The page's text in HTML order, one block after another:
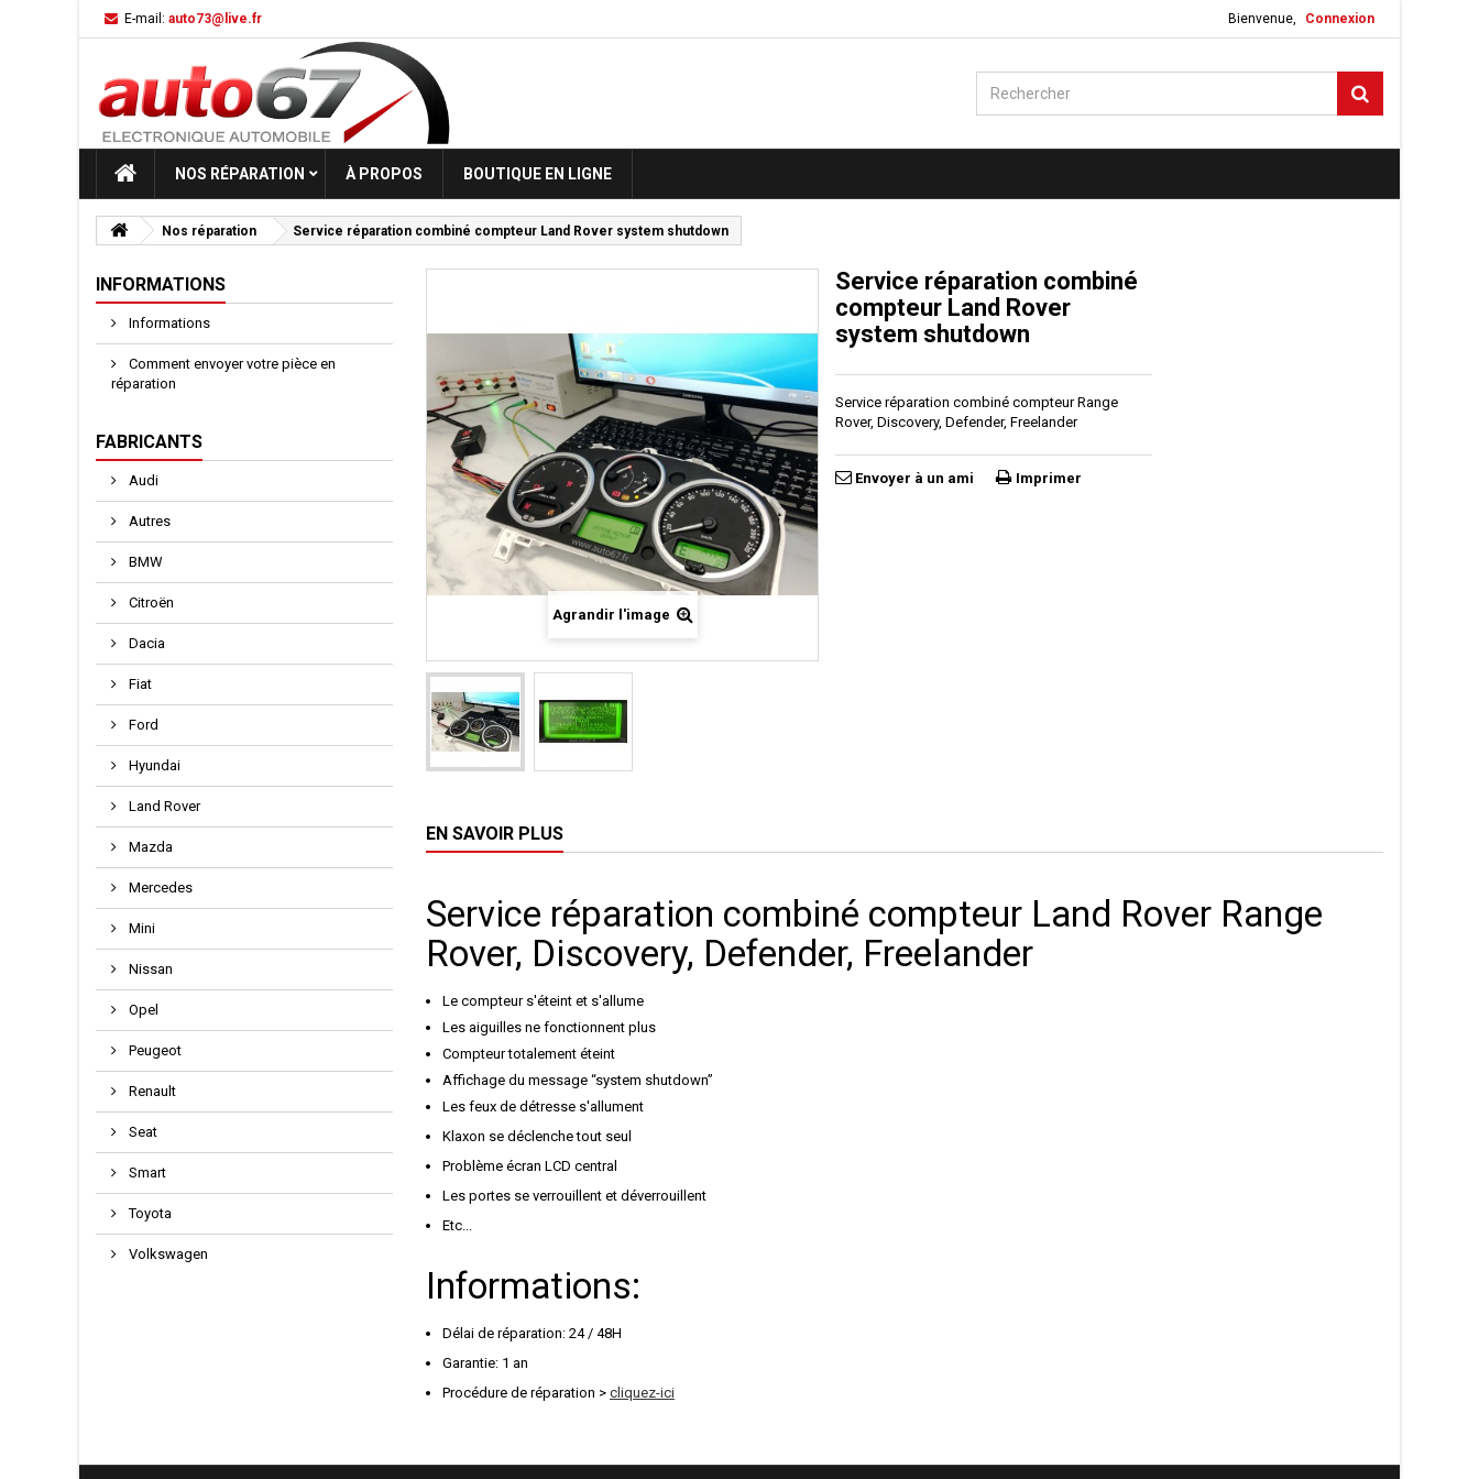
Bienvenue, Connexion
E-mail: auto73@live.fr
NOS RÉPARATION À PROPOS BOUTIQUE EN LIGNE
Nos réparation Service réparation combiné compteur Land Rover system shutdown
INFORMATIONS
Informations
Comment envoyer votre pièce en
réparation
FABRICANTS
Audi
Autres
BMW
Citroën
Dacia
Fiat
Ford
Hyundai
Land Rover
Mazda
Mercedes
Mini
Nissan
Opel
Peugeot
Renault
Seat
Smart
Toyota
Volkswagen
Agrandir l'image
Service réparation combiné
compteur Land Rover
system shutdown
Service réparation combiné compteur Range
Rover, Discovery, Defender, Freelander
Envoyer à un ami Imprimer
EN SAVOIR PLUS
Service réparation combiné compteur Land Rover Range
Rover, Discovery, Defender, Freelander
Le compteur s'éteint et s'allume
Les aiguilles ne fonctionnent plus
Compteur totalement éteint
Affichage du message “system shutdown”
Les feux de détresse s'allument
Klaxon se déclenche tout seul
Problème écran LCD central
Les portes se verrouillent et déverrouillent
Etc...
Informations:
Délai de réparation: 24 / 48H
Garantie: 1 an
Procédure de réparation > cliquez-ici